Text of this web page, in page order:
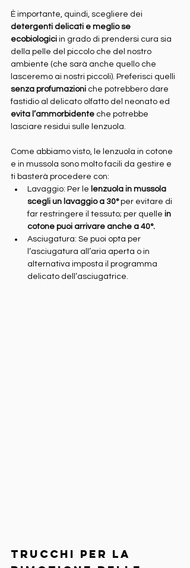
È importante, quindi, scegliere dei
detergenti delicati e meglio se
ecobiologici in grado di prendersi cura sia
della pelle del piccolo che del nostro
ambiente (che sarà anche quello che
lasceremo ai nostri piccoli). Preferisci quelli
senza profumazioni che potrebbero dare
fastidio al delicato olfatto del neonato ed
evita l’ammorbidente che potrebbe
lasciare residui sulle lenzuola.
Come abbiamo visto, le lenzuola in cotone
e in mussola sono molto facili da gestire e
ti basterà procedere con:
Lavaggio: Per le lenzuola in mussola
scegli un lavaggio a 30° per evitare di
far restringere il tessuto; per quelle in
cotone puoi arrivare anche a 40°.
Asciugatura: Se puoi opta per
l’asciugatura all’aria aperta o in
alternativa imposta il programma
delicato dell’asciugatrice.
Trucchi per la